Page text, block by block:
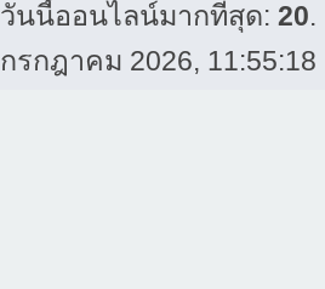
วันนี้ออนไลน์มากที่สุด: 20
กรกฎาคม 2026, 11:55:18